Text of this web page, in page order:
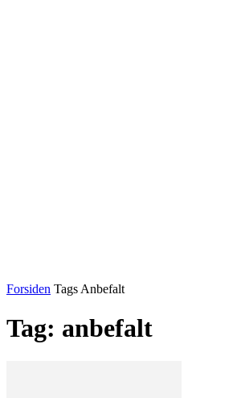
Forsiden Tags Anbefalt
Tag: anbefalt